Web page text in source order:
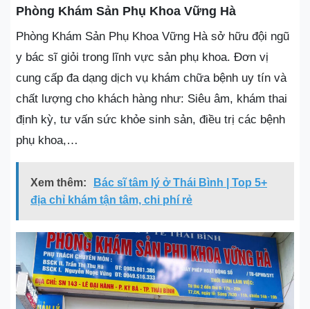
Phòng Khám Sản Phụ Khoa Vững Hà
Phòng Khám Sản Phụ Khoa Vững Hà sở hữu đội ngũ
y bác sĩ giỏi trong lĩnh vực sản phụ khoa. Đơn vị
cung cấp đa dạng dịch vụ khám chữa bệnh uy tín và
chất lượng cho khách hàng như: Siêu âm, khám thai
định kỳ, tư vấn sức khỏe sinh sản, điều trị các bệnh
phụ khoa,…
Xem thêm:
Bác sĩ tâm lý ở Thái Bình | Top 5+
địa chỉ khám tận tâm, chi phí rẻ